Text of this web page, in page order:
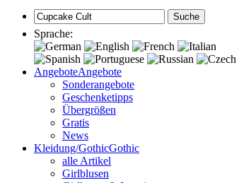
Suche
Sprache:
AngeboteAngebote
Sonderangebote
Geschenketipps
Übergrößen
Gratis
News
Kleidung/GothicGothic
alle Artikel
Girlblusen